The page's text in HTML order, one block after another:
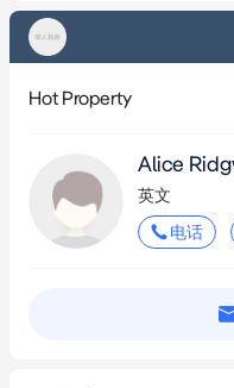
Hot Property
Alice
英文
电话